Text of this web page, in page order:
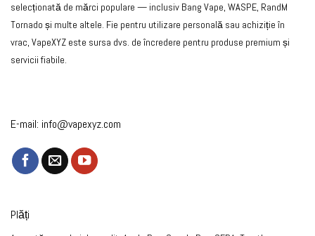
selecționată de mărci populare — inclusiv Bang Vape, WASPE, RandM
Tornado și multe altele. Fie pentru utilizare personală sau achiziție în
vrac, VapeXYZ este sursa dvs. de încredere pentru produse premium și
servicii fiabile.
E-mail: info@vapexyz.com
Plăți